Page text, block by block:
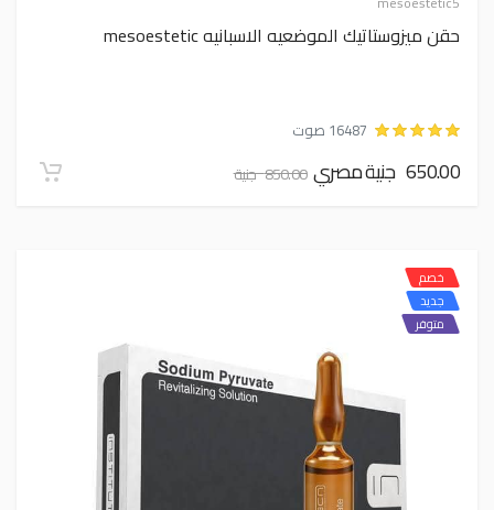
حقن ميزوستاتيك الموضعيه الاسبانيه mesoestetic
16487 صوت
650.00 جنية مصري 850.00 جنية
خصم
جديد
متوفر